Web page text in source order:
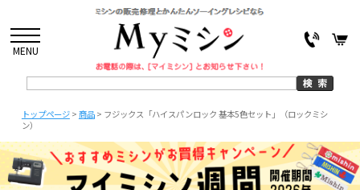
MENU
トップページ> 商品> フジックス「ハイスパンロック 基本5色セット」（ロックミシ
ン）